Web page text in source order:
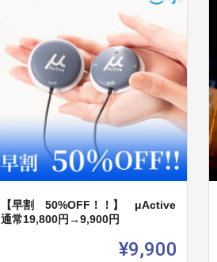
【早割 50%OFF！！】 μActive
通常19,800円→9,900円
¥9,900